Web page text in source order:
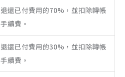
退還已付費用的70%，並扣除轉帳
手續費。
退還已付費用的30%，並扣除轉帳
手續費。